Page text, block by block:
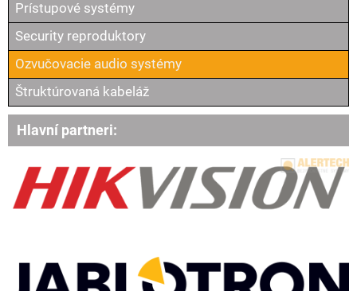
Prístupové systémy
Security reproduktory
Ozvučovacie audio systémy
Štruktúrovaná kabeláž
Hlavní partneri: